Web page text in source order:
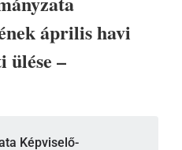
április havi
ülése –
Képviselő-